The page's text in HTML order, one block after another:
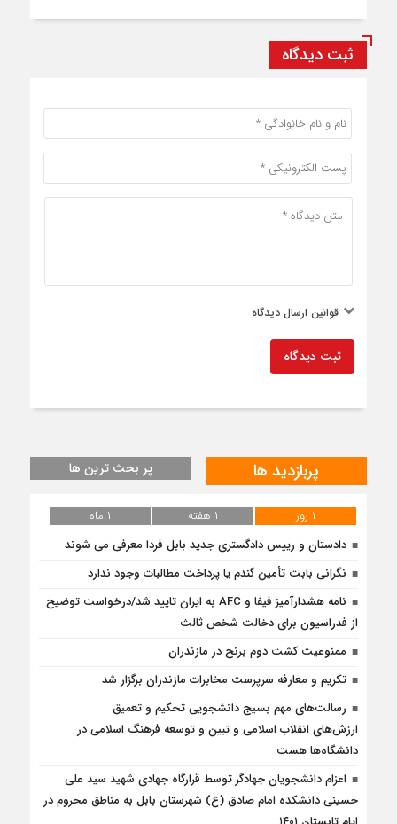
ثبت دیدگاه
قوانین ارسال دیدگاه
ثبت دیدگاه
پربازدید ها پر بحث ترین ها
۱ روز ۱ هفته
۱ ماه
دادستان و رییس دادگستری جدید بابل فردا معرفی می شوند
نگرانی بابت تأمین گندم یا پرداخت مطالبات وجود ندارد
نامه هشدارآمیز فیفا و AFC به ایران تایید شد/درخواست توضیح
از فدراسیون برای دخالت شخص ثالث
ممنوعیت کشت دوم برنج در مازندران
تکریم و معارفه سرپرست مخابرات مازندران برگزار شد
رسالت‌های مهم بسیج دانشجویی تحکیم و تعمیق
ارزش‌های انقلاب اسلامی و تبین و توسعه فرهنگ اسلامی در
دانشگاه‌ها هست
اعزام دانشجویان جهادگر توسط قرارگاه جهادی شهید سید علی
حسینی دانشکده امام صادق (ع) شهرستان بابل به مناطق محروم در